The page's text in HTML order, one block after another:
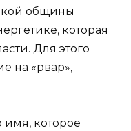
общины
которая
Для этого
на «рвар»,
имя, которое